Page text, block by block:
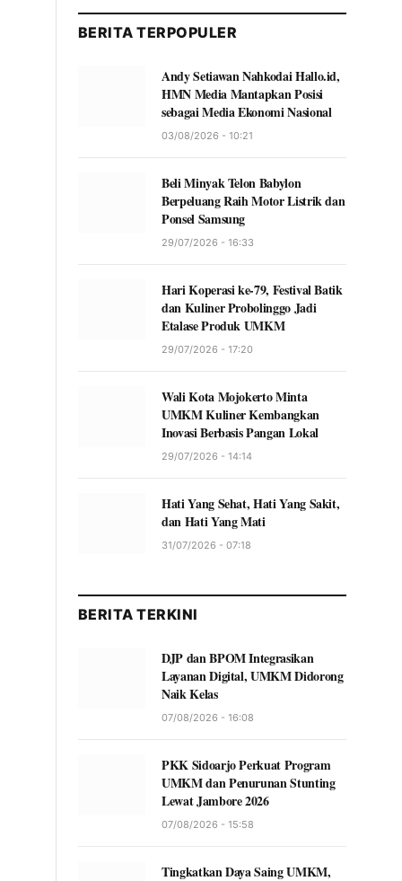
BERITA TERPOPULER
Andy Setiawan Nahkodai Hallo.id,
HMN Media Mantapkan Posisi
sebagai Media Ekonomi Nasional
03/08/2026 - 10:21
Beli Minyak Telon Babylon
Berpeluang Raih Motor Listrik dan
Ponsel Samsung
29/07/2026 - 16:33
Hari Koperasi ke-79, Festival Batik
dan Kuliner Probolinggo Jadi
Etalase Produk UMKM
29/07/2026 - 17:20
Wali Kota Mojokerto Minta
UMKM Kuliner Kembangkan
Inovasi Berbasis Pangan Lokal
29/07/2026 - 14:14
Hati Yang Sehat, Hati Yang Sakit,
dan Hati Yang Mati
31/07/2026 - 07:18
BERITA TERKINI
DJP dan BPOM Integrasikan
Layanan Digital, UMKM Didorong
Naik Kelas
07/08/2026 - 16:08
PKK Sidoarjo Perkuat Program
UMKM dan Penurunan Stunting
Lewat Jambore 2026
07/08/2026 - 15:58
Tingkatkan Daya Saing UMKM,